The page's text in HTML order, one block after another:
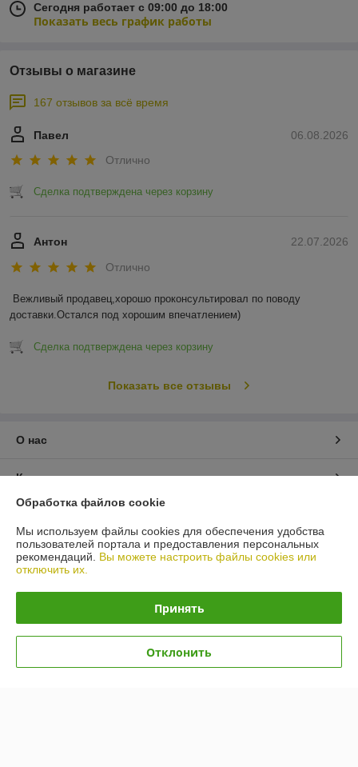
Сегодня работает с 09:00 до 18:00
Показать весь график работы
Отзывы о магазине
167 отзывов за всё время
06.08.2026
Павел
Отлично
Сделка подтверждена через корзину
22.07.2026
Антон
Отлично
Вежливый продавец,хорошо проконсультировал по поводу
доставки.Остался под хорошим впечатлением)
Сделка подтверждена через корзину
Показать все отзывы
О нас
Контакты
График работы
Полная версия сайта
Политика обработки cookies
Сайт создан на платформе Deal.by
Обработка файлов cookie
Мы используем файлы cookies для обеспечения удобства
пользователей портала и предоставления персональных
рекомендаций. Вы можете настроить файлы cookies или
отключить их.
Принять
Отклонить